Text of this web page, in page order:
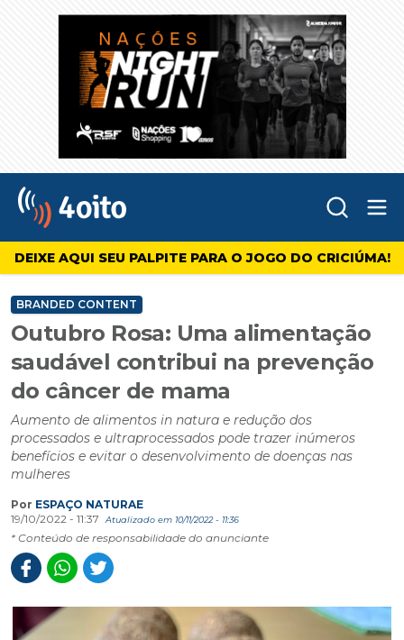
4oito
DEIXE AQUI SEU PALPITE PARA O JOGO DO CRICIÚMA!
BRANDED CONTENT
Outubro Rosa: Uma alimentação
saudável contribui na prevenção
do câncer de mama
Aumento de alimentos in natura e redução dos
processados e ultraprocessados pode trazer inúmeros
benefícios e evitar o desenvolvimento de doenças nas
mulheres
Por ESPAÇO NATURAE
19/10/2022 - 11:37
Atualizado em 10/11/2022 - 11:36
* Conteúdo de responsabilidade do anunciante